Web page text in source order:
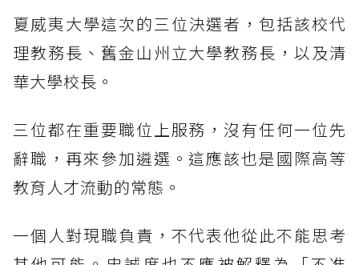
夏威夷大學這次的三位決選者，包括該校代
理教務長、舊金山州立大學教務長，以及清
華大學校長。
三位都在重要職位上服務，沒有任何一位先
辭職，再來參加遴選。這應該也是國際高等
教育人才流動的常態。
一個人對現職負責，不代表他從此不能思考